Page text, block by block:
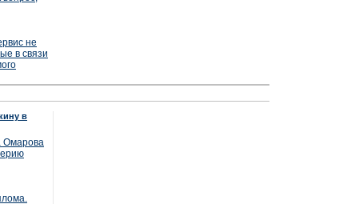
не
в связи
в
Омарова